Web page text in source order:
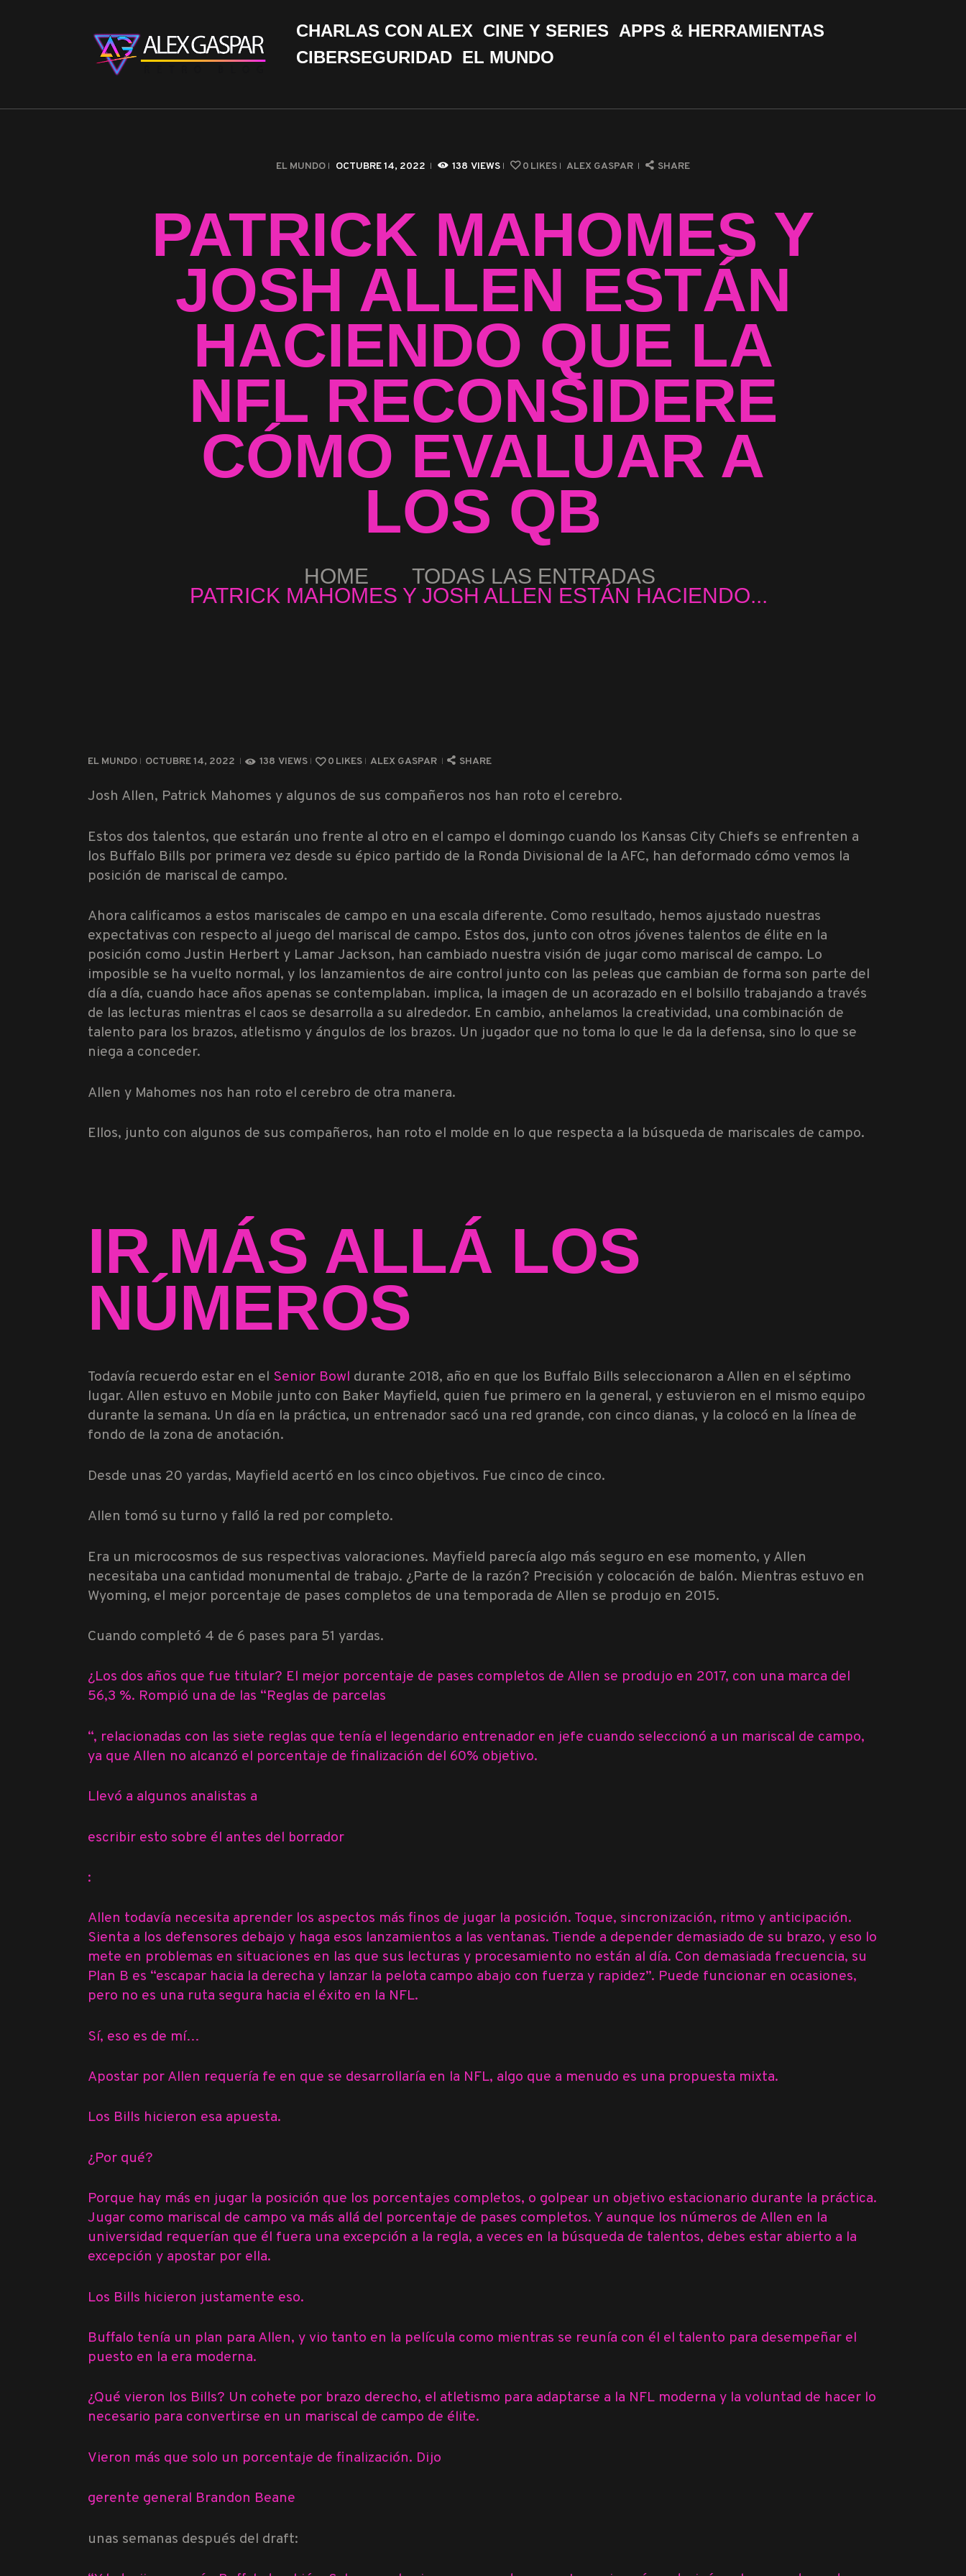
CHARLAS CON ALEX CINE Y SERIES
APPS & HERRAMIENTAS
CIBERSEGURIDAD
EL MUNDO
EL MUNDO OCTUBRE 14, 2022 138 VIEWS 0 LIKES ALEX GASPAR SHARE
PATRICK MAHOMES Y
JOSH ALLEN ESTÁN
HACIENDO QUE LA
NFL RECONSIDERE
CÓMO EVALUAR A
LOS QB
HOME TODAS LAS ENTRADAS
PATRICK MAHOMES Y JOSH ALLEN ESTÁN HACIENDO...
CHARLAS CON ALEX
CINE Y SERIES
CIBERSEGURIDAD
EL MUNDO OCTUBRE 14, 2022 138 VIEWS 0 LIKES ALEX GASPAR SHARE
Josh Allen, Patrick Mahomes y algunos de sus compañeros nos han roto el cerebro.
Estos dos talentos, que estarán uno frente al otro en el campo el domingo cuando los Kansas City Chiefs se enfrenten a
los Buffalo Bills por primera vez desde su épico partido de la Ronda Divisional de la AFC, han deformado cómo vemos la
posición de mariscal de campo.
Ahora calificamos a estos mariscales de campo en una escala diferente. Como resultado, hemos ajustado nuestras
expectativas con respecto al juego del mariscal de campo. Estos dos, junto con otros jóvenes talentos de élite en la
posición como Justin Herbert y Lamar Jackson, han cambiado nuestra visión de jugar como mariscal de campo. Lo
imposible se ha vuelto normal, y los lanzamientos de aire control junto con las peleas que cambian de forma son parte del
día a día, cuando hace años apenas se contemplaban. implica, la imagen de un acorazado en el bolsillo trabajando a través
de las lecturas mientras el caos se desarrolla a su alrededor. En cambio, anhelamos la creatividad, una combinación de
talento para los brazos, atletismo y ángulos de los brazos. Un jugador que no toma lo que le da la defensa, sino lo que se
niega a conceder.
Allen y Mahomes nos han roto el cerebro de otra manera.
Ellos, junto con algunos de sus compañeros, han roto el molde en lo que respecta a la búsqueda de mariscales de campo.
IR MÁS ALLÁ LOS
NÚMEROS
Todavía recuerdo estar en el Senior Bowl durante 2018, año en que los Buffalo Bills seleccionaron a Allen en el séptimo
lugar. Allen estuvo en Mobile junto con Baker Mayfield, quien fue primero en la general, y estuvieron en el mismo equipo
durante la semana. Un día en la práctica, un entrenador sacó una red grande, con cinco dianas, y la colocó en la línea de
fondo de la zona de anotación.
Desde unas 20 yardas, Mayfield acertó en los cinco objetivos. Fue cinco de cinco.
Allen tomó su turno y falló la red por completo.
Era un microcosmos de sus respectivas valoraciones. Mayfield parecía algo más seguro en ese momento, y Allen
necesitaba una cantidad monumental de trabajo. ¿Parte de la razón? Precisión y colocación de balón. Mientras estuvo en
Wyoming, el mejor porcentaje de pases completos de una temporada de Allen se produjo en 2015.
Cuando completó 4 de 6 pases para 51 yardas.
¿Los dos años que fue titular? El mejor porcentaje de pases completos de Allen se produjo en 2017, con una marca del
56,3 %. Rompió una de las “Reglas de parcelas
“, relacionadas con las siete reglas que tenía el legendario entrenador en jefe cuando seleccionó a un mariscal de campo,
ya que Allen no alcanzó el porcentaje de finalización del 60% objetivo.
Llevó a algunos analistas a
escribir esto sobre él antes del borrador
:
Allen todavía necesita aprender los aspectos más finos de jugar la posición. Toque, sincronización, ritmo y anticipación.
Sienta a los defensores debajo y haga esos lanzamientos a las ventanas. Tiende a depender demasiado de su brazo, y eso lo
mete en problemas en situaciones en las que sus lecturas y procesamiento no están al día. Con demasiada frecuencia, su
Plan B es “escapar hacia la derecha y lanzar la pelota campo abajo con fuerza y ​​rapidez”. Puede funcionar en ocasiones,
pero no es una ruta segura hacia el éxito en la NFL.
Sí, eso es de mí…
Apostar por Allen requería fe en que se desarrollaría en la NFL, algo que a menudo es una propuesta mixta.
Los Bills hicieron esa apuesta.
¿Por qué?
Porque hay más en jugar la posición que los porcentajes completos, o golpear un objetivo estacionario durante la práctica.
Jugar como mariscal de campo va más allá del porcentaje de pases completos. Y aunque los números de Allen en la
universidad requerían que él fuera una excepción a la regla, a veces en la búsqueda de talentos, debes estar abierto a la
excepción y apostar por ella.
Los Bills hicieron justamente eso.
Buffalo tenía un plan para Allen, y vio tanto en la película como mientras se reunía con él el talento para desempeñar el
puesto en la era moderna.
¿Qué vieron los Bills? Un cohete por brazo derecho, el atletismo para adaptarse a la NFL moderna y la voluntad de hacer lo
necesario para convertirse en un mariscal de campo de élite.
Vieron más que solo un porcentaje de finalización. Dijo
gerente general Brandon Beane
unas semanas después del draft: